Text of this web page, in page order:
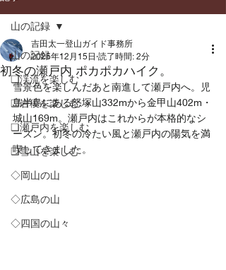
山の記録
❏渓流を楽しむ
❑岩稜を楽しむ
❏瀬戸内を楽しむ
❑雪山を楽しむ
◇岡山の山
◇広島の山
◇四国の山々
山の記録
初冬の瀬戸内 ポカポカハイク。
吉田太一登山ガイド事務所
2025年12月15日 読了時間: 2分
雪景色を楽しんだあと南進して瀬戸内へ。児
島半島にある怒塚山332mから金甲山402m・
城山169m。瀬戸内はこれからが本格的なシ
ーズン。初冬の冷たい風と瀬戸内の陽気を満
喫してきました。